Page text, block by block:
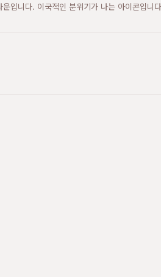
입니다. 이국적인 분위기가 나는 아이콘입니